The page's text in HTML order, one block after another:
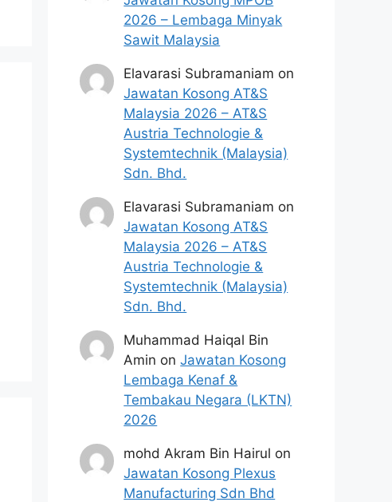
2026 – Lembaga Minyak
Sawit Malaysia
Elavarasi Subramaniam on
Jawatan Kosong AT&S
Malaysia 2026 – AT&S
Austria Technologie &
Systemtechnik (Malaysia)
Sdn. Bhd.
Elavarasi Subramaniam on
Jawatan Kosong AT&S
Malaysia 2026 – AT&S
Austria Technologie &
Systemtechnik (Malaysia)
Sdn. Bhd.
Muhammad Haiqal Bin
Amin onJawatan Kosong
Lembaga Kenaf &
Tembakau Negara (LKTN)
2026
mohd Akram Bin Hairul on
Jawatan Kosong Plexus
Manufacturing Sdn Bhd